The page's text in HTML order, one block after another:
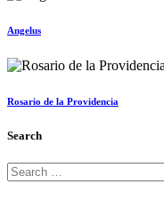
Angelus
Rosario de la Providencia
Search
Search
for: